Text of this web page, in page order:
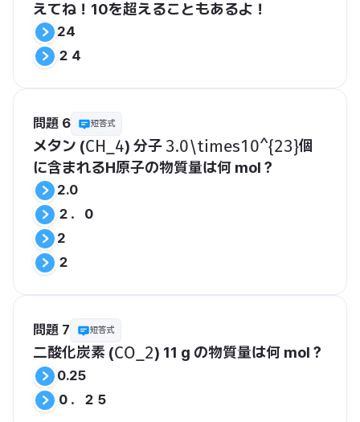
えてね！10を超えることもあるよ！
24
２４
問題 6 短答式
メタン (​CH_4​) 分子 ​3.0\times10^{23}​個
に含まれるH原子の物質量は何 mol？
2.0
２．０
2
２
問題 7 短答式
二酸化炭素 (​CO_2​) 11 g の物質量は何 mol？
0.25
０．２５